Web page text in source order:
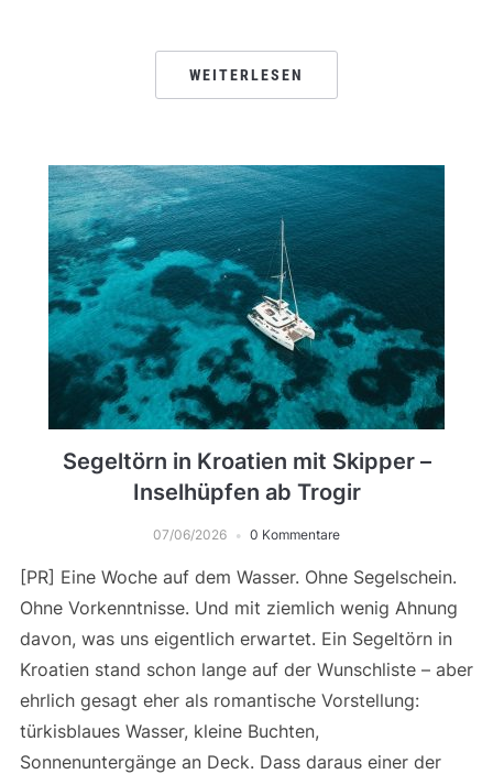
WEITERLESEN
Segeltörn in Kroatien mit Skipper –
Inselhüpfen ab Trogir
07/06/2026 0 Kommentare
[PR] Eine Woche auf dem Wasser. Ohne Segelschein.
Ohne Vorkenntnisse. Und mit ziemlich wenig Ahnung
davon, was uns eigentlich erwartet. Ein Segeltörn in
Kroatien stand schon lange auf der Wunschliste – aber
ehrlich gesagt eher als romantische Vorstellung:
türkisblaues Wasser, kleine Buchten,
Sonnenuntergänge an Deck. Dass daraus einer der